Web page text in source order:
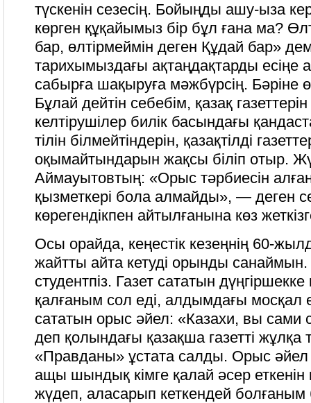
түскенін сезесің. Бойыңды ашу-ыза
көрген құқайымыз бір бұл ғана ма?
бар, өлтірмеймін деген Құдай бар»
тарихымыздағы ақтаңдақтарды есіңе
сабырға шақыруға мәжбүрсің. Бәріне
Бұлай дейтін себебім, қазақ газеттерін
келтірушілер билік басындағы
тілін білмейтіндерін, қазақтілді
оқымайтындарын жақcы біліп отыр.
Аймауытовтың: «Орыс тәрбиесін
қызметкері бола алмайды», — деген
көрегендікпен айтылғанына көз
Осы орайда, кеңестік кезеңнің 60-
жайтты айта кетуді орынды санаймын.
студентпіз. Газет сататын дүңгіршекке
қалғаным сол еді, алдымдағы мосқал
сататын орыс әйел: «Казахи, вы сами
деп қолындағы қазақша газетті
«Правданы» ұстата салды. Орыс әйел
ащы шындық кімге қалай әсер
жүдеп, аласарып кеткендей болғаным